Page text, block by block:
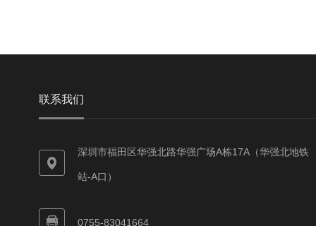
联系我们
深圳市福田区华强北路华强广场A栋17A（华强北地铁
站-A口）
0755-83041664